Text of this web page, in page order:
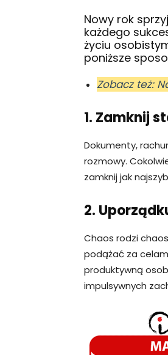
Nowy rok
każdego
życiu
poniższe
Zobacz też:
1. Zamknij
Dokumenty,
rozmowy.
zamknij jak
2.
Chaos rodzi
podążać za
produktywną
impulsywnych